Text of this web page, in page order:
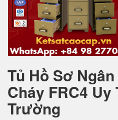
Tủ Hồ Sơ
Cháy FRC4
Trường